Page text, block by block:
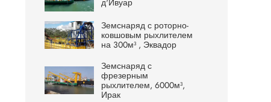
д'Ивуар
Земснаряд с роторно-
ковшовым рыхлителем
на 300м³ , Эквадор
Земснаряд с
фрезерным
рыхлителем, 6000м³,
Ирак